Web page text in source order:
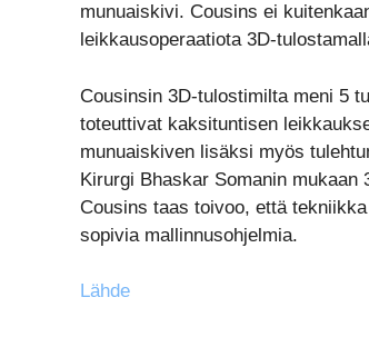
munuaiskivi. Cousins ei
leikkausoperaatiota 3D-
Cousinsin 3D-tulostimilta meni 5
toteuttivat kaksituntisen
munuaiskiven lisäksi myös
Kirurgi Bhaskar Somanin
Cousins taas toivoo, että
sopivia mallinnusohjelmia.
Lähde